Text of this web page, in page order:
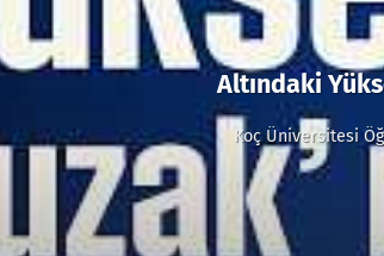
Altındaki
Koç Üniversitesi